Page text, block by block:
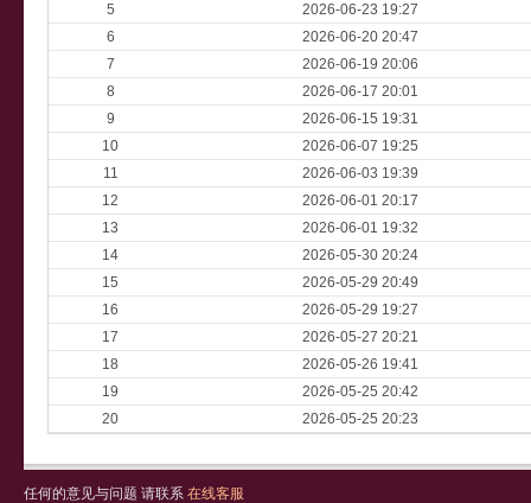
5
2026-06-23 19:27
6
2026-06-20 20:47
7
2026-06-19 20:06
8
2026-06-17 20:01
9
2026-06-15 19:31
10
2026-06-07 19:25
11
2026-06-03 19:39
12
2026-06-01 20:17
13
2026-06-01 19:32
14
2026-05-30 20:24
15
2026-05-29 20:49
16
2026-05-29 19:27
17
2026-05-27 20:21
18
2026-05-26 19:41
19
2026-05-25 20:42
20
2026-05-25 20:23
任何的意见与问题 请联系 在线客服